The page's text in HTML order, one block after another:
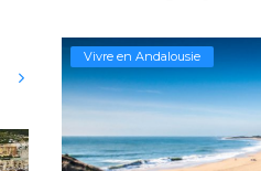
Vivre en Andalousie